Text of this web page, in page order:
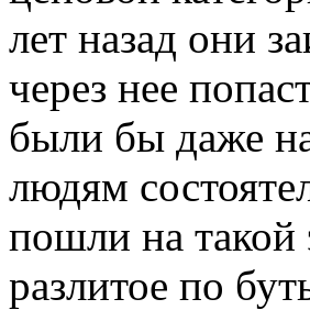
лет назад они
через нее
были бы даже
людям
пошли на такой
разлитое по